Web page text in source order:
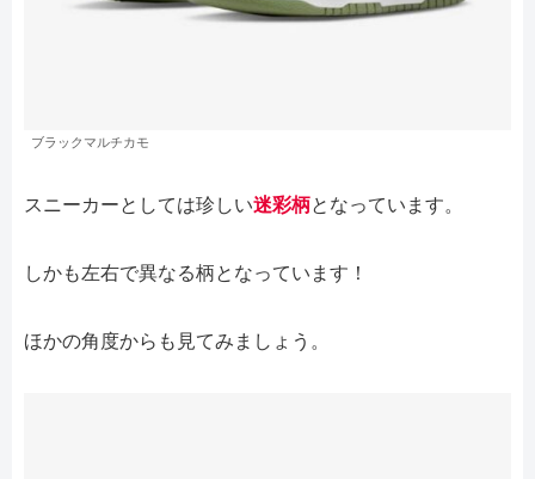
ブラックマルチカモ
スニーカーとしては珍しい迷彩柄となっています。
しかも左右で異なる柄となっています！
ほかの角度からも見てみましょう。